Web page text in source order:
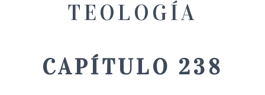
TEOLOGÍA
CAPÍTULO 238